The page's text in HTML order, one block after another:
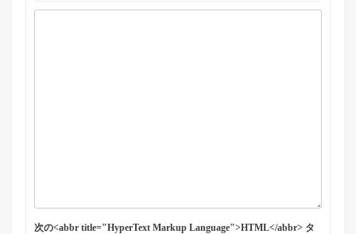
次の<abbr title="HyperText Markup Language">HTML</abbr> タ